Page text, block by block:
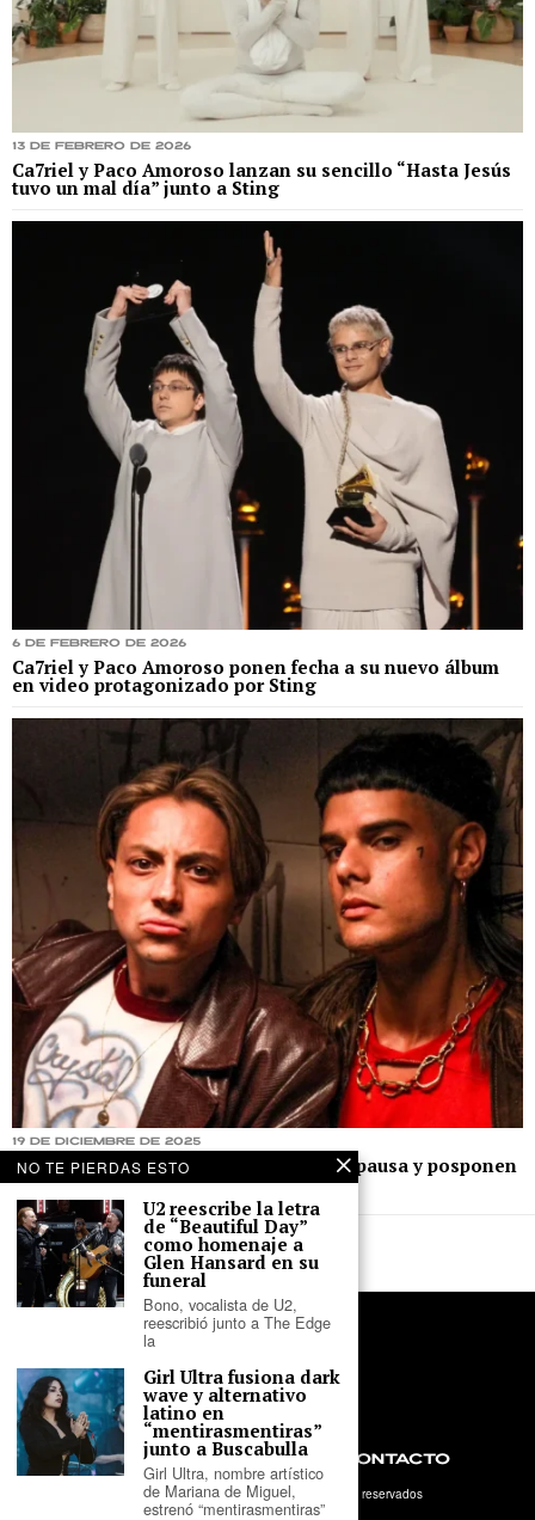
13 de febrero de 2026
Ca7riel y Paco Amoroso lanzan su sencillo “Hasta Jesús
tuvo un mal día” junto a Sting
6 de febrero de 2026
Ca7riel y Paco Amoroso ponen fecha a su nuevo álbum
en video protagonizado por Sting
19 de diciembre de 2025
Ca7riel y Paco Amoroso anuncian una pausa y posponen
el lanzamiento de su próximo disco
NOSOTROS PRIVACIDAD CONTACTO
2026- Tercer Parlante. Todos los derechos reservados
NO TE PIERDAS ESTO
U2 reescribe la letra
de “Beautiful Day”
como homenaje a
Glen Hansard en su
funeral
Bono, vocalista de U2,
reescribió junto a The Edge
la
Girl Ultra fusiona dark
wave y alternativo
latino en
“mentirasmentiras”
junto a Buscabulla
Girl Ultra, nombre artístico
de Mariana de Miguel,
estrenó “mentirasmentiras”